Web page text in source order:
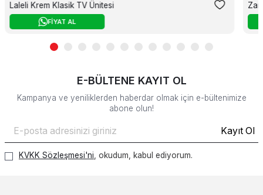
Laleli Krem Klasik TV Ünitesi
FİYAT AL
E-BÜLTENE KAYIT OL
Kampanya ve yeniliklerden haberdar olmak için e-bültenimize
abone olun!
Kayıt Ol
KVKK Sözleşmesi'ni, okudum, kabul ediyorum.